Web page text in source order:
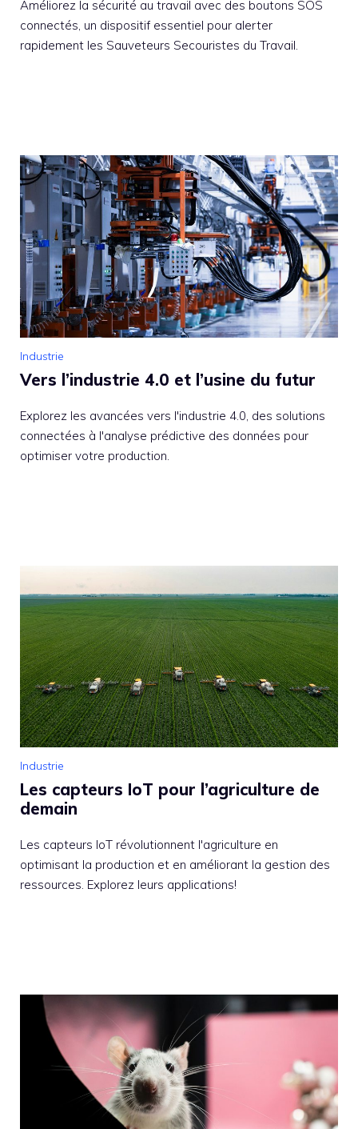
Améliorez la sécurité au travail avec des boutons SOS
connectés, un dispositif essentiel pour alerter
rapidement les Sauveteurs Secouristes du Travail.
Industrie
Vers l’industrie 4.0 et l’usine du futur
Explorez les avancées vers l'industrie 4.0, des solutions
connectées à l'analyse prédictive des données pour
optimiser votre production.
Industrie
Les capteurs IoT pour l’agriculture de
demain
Les capteurs IoT révolutionnent l'agriculture en
optimisant la production et en améliorant la gestion des
ressources. Explorez leurs applications!